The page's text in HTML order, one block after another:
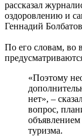
рассказал
оздоровлению и
Геннадий
По его словам, во
«Поэтому
нет», –
вопрос,
объявлением
туризма.